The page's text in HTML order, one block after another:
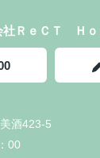
社ＲｅＣＴ Ｈｏ
酒423-5
00